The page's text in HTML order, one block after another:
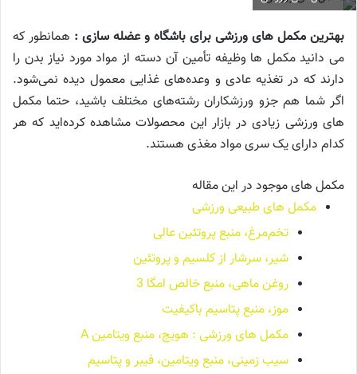
بهترین مکمل های ورزشی برای باشگاه و عضله سازی : همانطور که
می دانید مکمل ها وظیفه تأمین آن دسته از مواد مورد نیاز بدن را
دارند که در تغذیه عادی و وعده‌های غذایی معمول دیده نمی‌شود.
اگر شما هم جزو ورزشکاران رشته‌های مختلف باشید، حتما مکمل
های ورزشی زیادی در بازار این محصولات مشاهده کرده‌اید که هر
کدام دارای یک سری مواد مغذی هستند.
مکمل های موجود در این مقاله
مکمل های طبیعی ورزشی
تخم‌مرغ، منبع پروتئین عالی
شیر، سرشار از کلسیم و پروتئین
روغن ماهی، منبع خالص امگا 3
موز، منبع پتاسیم باکیفیت
مکمل های ورزشی : هویج، منبع ویتامین A
سیب زمینی، منبع ویتامین، فیبر و پتاسیم